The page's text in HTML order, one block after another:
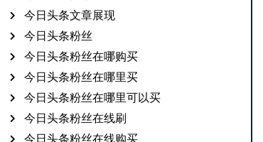
今日头条文章展现
今日头条粉丝
今日头条粉丝在哪购买
今日头条粉丝在哪里买
今日头条粉丝在哪里可以买
今日头条粉丝在线刷
今日头条粉丝在线购买